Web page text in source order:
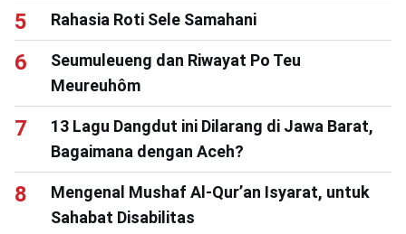
Rahasia Roti Sele Samahani
Seumuleueng dan Riwayat Po Teu
Meureuhôm
13 Lagu Dangdut ini Dilarang di Jawa Barat,
Bagaimana dengan Aceh?
Mengenal Mushaf Al-Qur’an Isyarat, untuk
Sahabat Disabilitas